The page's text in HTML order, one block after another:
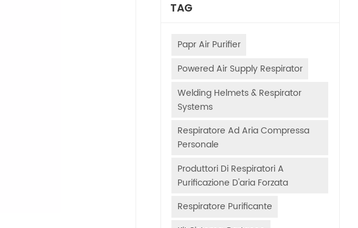
TAG
Papr Air Purifier
Powered Air Supply Respirator
Welding Helmets & Respirator
Systems
Respiratore Ad Aria Compressa
Personale
Produttori Di Respiratori A
Purificazione D'aria Forzata
Respiratore Purificante